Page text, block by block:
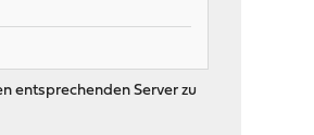
entsprechenden Server zu